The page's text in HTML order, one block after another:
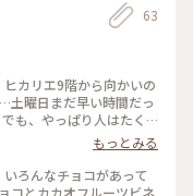
63
カリエ9階から向かいの
土曜日まだ早い時間だっ
も、やっぱり人はたく
う秋って感じ#高層ビル
もっとみる
んなチョコがあって